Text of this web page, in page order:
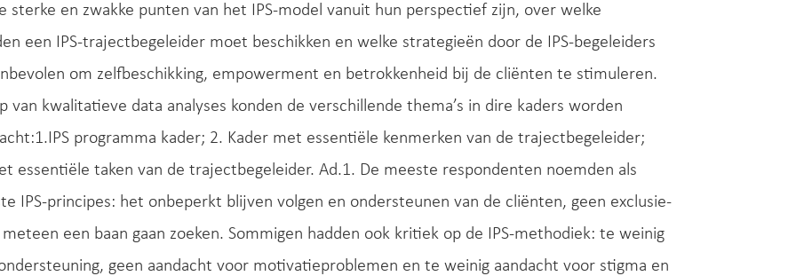
sterke en zwakke punten van het IPS-model vanuit hun perspectief zijn, over welke
een IPS-trajectbegeleider moet beschikken en welke strategieën door de IPS-begeleiders
om zelfbeschikking, empowerment en betrokkenheid bij de cliënten te stimuleren.
van kwalitatieve data analyses konden de verschillende thema’s in dire kaders worden
programma kader; 2. Kader met essentiële kenmerken van de trajectbegeleider;
essentiële taken van de trajectbegeleider. Ad.1. De meeste respondenten noemden als
IPS-principes: het onbeperkt blijven volgen en ondersteunen van de cliënten, geen exclusie-
een baan gaan zoeken. Sommigen hadden ook kritiek op de IPS-methodiek: te weinig
geen aandacht voor motivatieproblemen en te weinig aandacht voor stigma en